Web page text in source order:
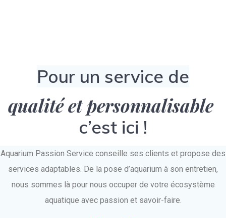
Pour un service de
qualité et personnalisable
c’est ici !
Aquarium Passion Service conseille ses clients et propose des
services adaptables. De la pose d’aquarium à son entretien,
nous sommes là pour nous occuper de votre écosystème
aquatique avec passion et savoir-faire.